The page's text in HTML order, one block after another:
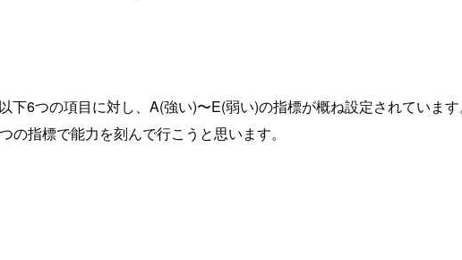
下6つの項目に対し、A(強い)〜E(弱い)の指標が概ね設定されていま
指標で能力を刻んで行こうと思います。